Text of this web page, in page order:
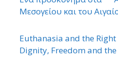
Μεσογείου και του
Euthanasia and the
Dignity, Freedom and